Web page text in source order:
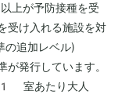
が予防接種を受
受け入れる施設を対
追加レベル)
発行しています。
1 室あたり大人